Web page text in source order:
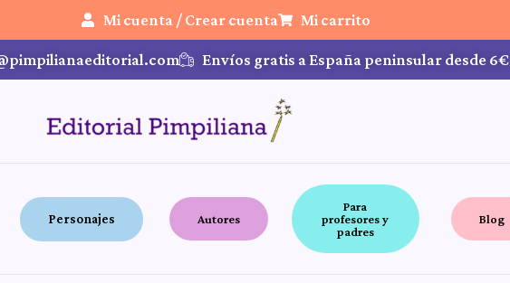
Mi cuenta / Crear cuenta Mi carrito
Envíos gratis a España peninsular desde 6€
Personajes Autores
Para
profesores y
padres
Blog